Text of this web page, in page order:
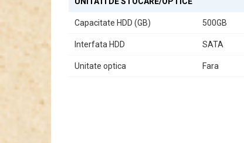
Capacitate HDD (GB) 500GB
Interfata HDD SATA
Unitate optica Fara